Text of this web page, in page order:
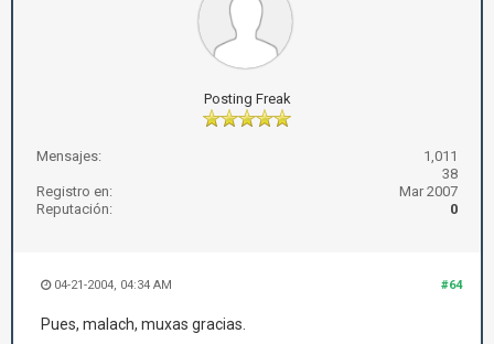
Posting Freak
Mensajes:
1,011
38
Registro en:
Mar 2007
Reputación:
0
#64
04-21-2004, 04:34 AM
Pues, malach, muxas gracias.